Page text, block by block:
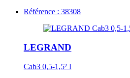
Référence : 38308
LEGRAND
Cab3 0,5-1,5² I